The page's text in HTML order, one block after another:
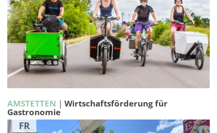
AMSTETTEN | Wirtschaftsförderung für
Gastronomie
FR